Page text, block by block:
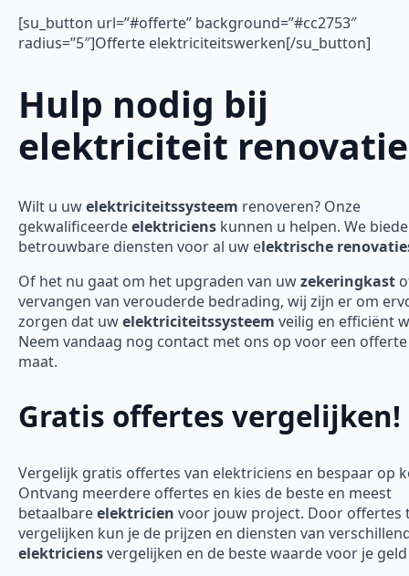
[su_button url=”#offerte” background=”#cc2753″
radius=”5″]Offerte elektriciteitswerken[/su_button]
Hulp nodig bij
elektriciteit
Wilt u uwelektriciteitssysteem renoveren? Onze
gekwalificeerdeelektriciens kunnen u helpen. We
betrouwbare diensten voor al uw elektrische
Of het nu gaat om het upgraden van uwzekeringkast
vervangen van verouderde bedrading, wij zijn er om
zorgen dat uwelektriciteitssysteem veilig en efficiënt
Neem vandaag nog contact met ons op voor een
maat.
Gratis offertes vergelijken!
Vergelijk gratis offertes van elektriciens en bespaar op
Ontvang meerdere offertes en kies de beste en meest
betaalbareelektricien voor jouw project. Door offertes
vergelijken kun je de prijzen en diensten van
elektriciensvergelijken en de beste waarde voor je